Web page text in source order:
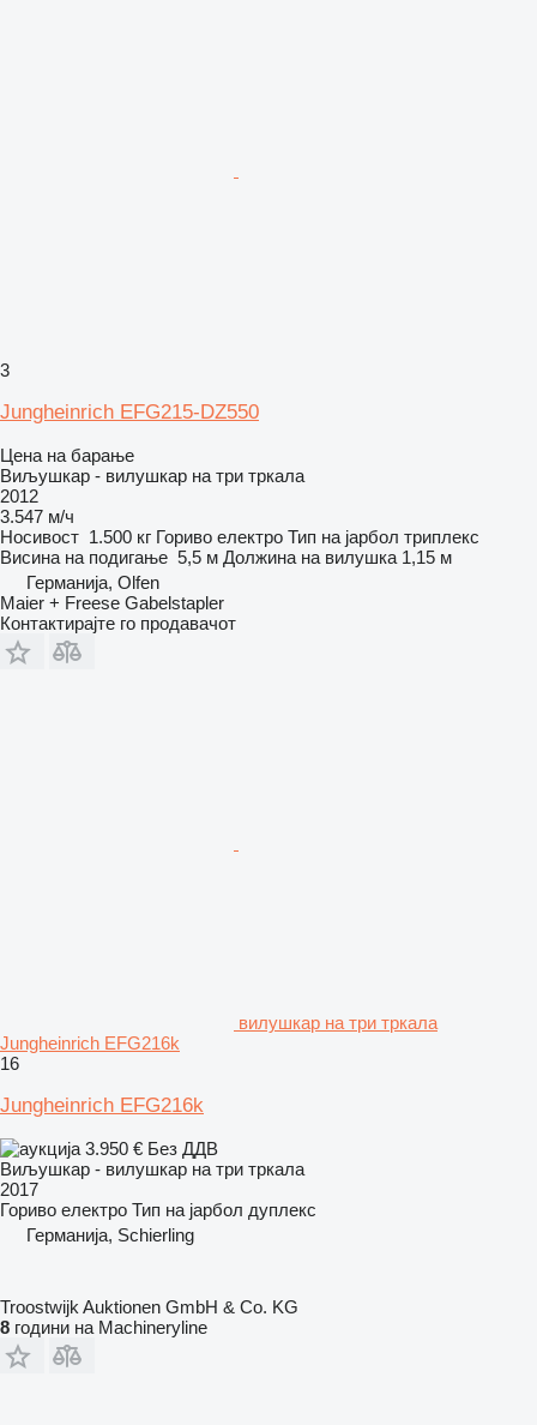
3
Jungheinrich EFG215-DZ550
Цена на барање
Виљушкар - вилушкар на три тркала
2012
3.547 м/ч
Носивост 1.500 кг Гориво електро Тип на јарбол триплекс
Висина на подигање 5,5 м Должина на вилушка 1,15 м
Германија, Olfen
Maier + Freese Gabelstapler
Контактирајте го продавачот
вилушкар на три тркала
Jungheinrich EFG216k
16
Jungheinrich EFG216k
3.950 € Без ДДВ
Виљушкар - вилушкар на три тркала
2017
Гориво електро Тип на јарбол дуплекс
Германија, Schierling
Troostwijk Auktionen GmbH & Co. KG
8 години на Machineryline